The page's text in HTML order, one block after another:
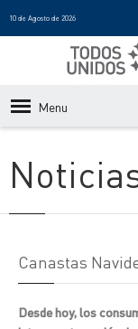
10 de Agosto de 2026
Menu
Canastas
Desde hoy, los